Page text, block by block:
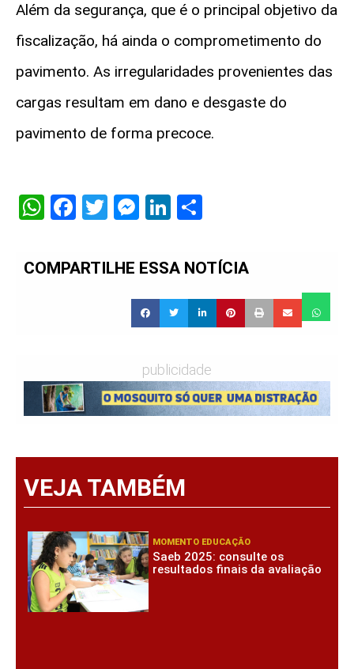
Além da segurança, que é o principal objetivo da
fiscalização, há ainda o comprometimento do
pavimento. As irregularidades provenientes das
cargas resultam em dano e desgaste do
pavimento de forma precoce.
WhatsApp
Facebook
Twitter
Messenger
LinkedIn
COMPARTILHE ESSA NOTÍCIA
publicidade
VEJA TAMBÉM
MOMENTO EDUCAÇÃO
Saeb 2025: consulte os
resultados finais da avaliação